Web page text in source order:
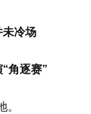
未冷场
角逐赛”
。